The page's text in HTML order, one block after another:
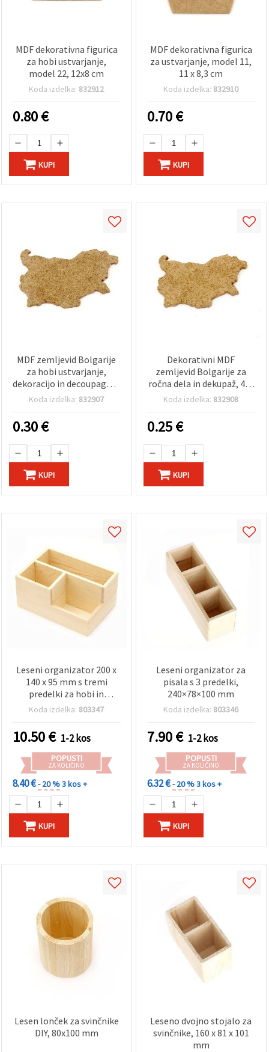
MDF dekorativna figurica
za hobi ustvarjanje,
model 22, 12x8 cm
Koda izdelka: 832912
0.80€
KUPI
MDF dekorativna figurica
za ustvarjanje, model 11,
11 x 8,3 cm
Koda izdelka: 832910
0.70€
KUPI
MDF zemljevid Bolgarije
za hobi ustvarjanje,
dekoracijo in decoupage, 6
x 10 cm, št. M132
Koda izdelka: 832907
0.30€
KUPI
Dekorativni MDF
zemljevid Bolgarije za
ročna dela in dekupaž, 4x6
cm
Koda izdelka: 832908
0.25€
KUPI
Leseni organizator 200 x
140 x 95 mm s tremi
predelki za hobi in
ustvarjanje
Koda izdelka: 803347
10.50€ 1-2 kos
POPUSTI
ZA KOLIČINO
8.40 €- 20 %3 kos +
KUPI
Leseni organizator za
pisala s 3 predelki,
240×78×100 mm
Koda izdelka: 803346
7.90€ 1-2 kos
POPUSTI
ZA KOLIČINO
6.32 €- 20 %3 kos +
KUPI
Lesen lonček za svinčnike
DIY, 80x100 mm
Leseno dvojno stojalo za
svinčnike, 160 x 81 x 101
mm